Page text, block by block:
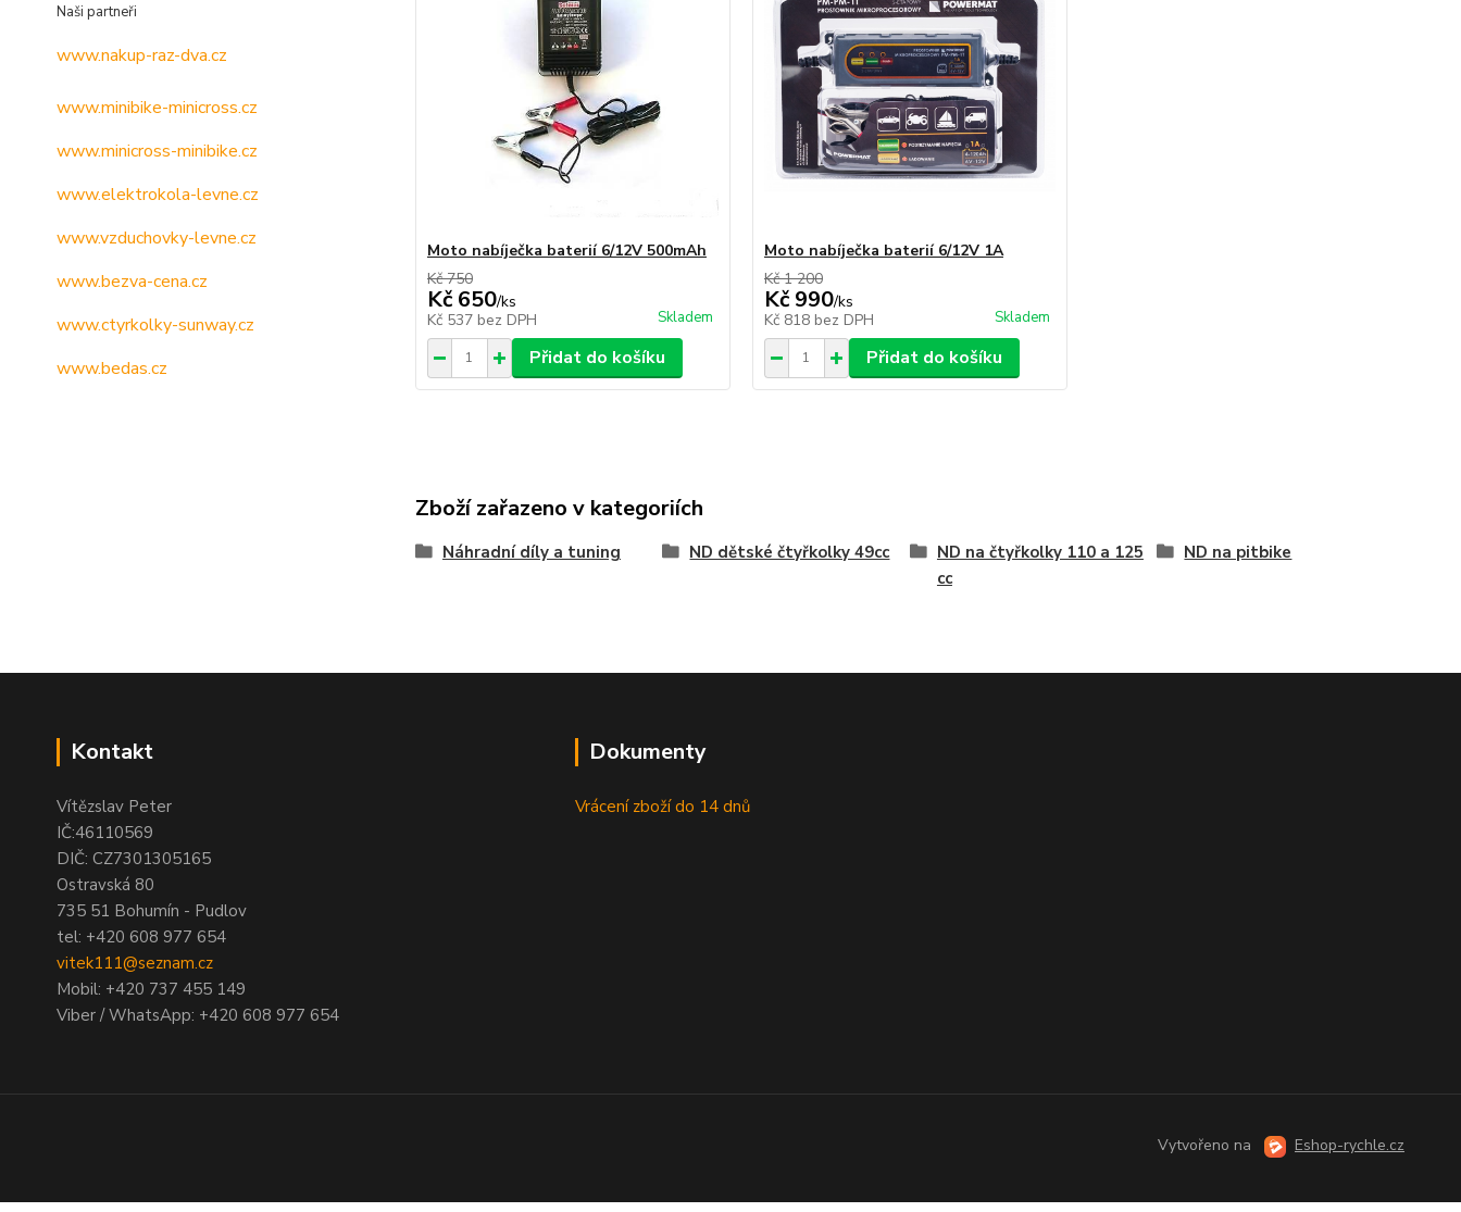
Naši partneři
www.nakup-raz-dva.cz
www.minibike-minicross.cz
www.minicross-minibike.cz
www.elektrokola-levne.cz
www.vzduchovky-levne.cz
www.bezva-cena.cz
www.ctyrkolky-sunway.cz
www.bedas.cz
Moto nabíječka baterií 6/12V 500mAh
Kč 750
Kč 650/ks
Kč 537 bez DPH Skladem
Přidat do košíku
Moto nabíječka baterií 6/12V 1A
Kč 1 200
Kč 990/ks
Kč 818 bez DPH Skladem
Přidat do košíku
Zboží zařazeno v kategoriích
Náhradní díly a tuning ND dětské čtyřkolky 49cc
ND na čtyřkolky 110 a 125
cc
ND na pitbike
Kontakt
Vítězslav Peter
IČ:46110569
DIČ: CZ7301305165
Ostravská 80
735 51 Bohumín - Pudlov
tel: +420 608 977 654
vitek111@seznam.cz
Mobil: +420 737 455 149
Viber / WhatsApp: +420 608 977 654
Dokumenty
Vrácení zboží do 14 dnů
Vytvořeno na Eshop-rychle.cz